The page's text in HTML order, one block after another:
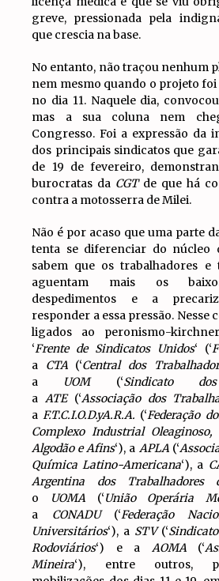
greve, pressionada pela
que crescia na base.
No entanto, não traçou nenhum
nem mesmo quando o projeto
no dia 11. Naquele dia,
mas a sua coluna nem
Congresso. Foi a expressão da
dos principais sindicatos que
de 19 de fevereiro,
burocratas da CGTde que há
contra a motosserra de Milei.
Não é por acaso que uma parte
tenta se diferenciar do núcleo
sabem que os trabalhadores e
aguentam mais os
despedimentos e a
responder a essa pressão. Nesse
ligados ao peronismo-
‘Frente de Sindicatos Unidos‘ (‘
a CTA (‘Central dos
a UOM (‘Sindicato
a ATE (‘Associação dos
a F.T.C.I.O.D.yA.R.A. (‘Federação
Complexo Industrial Oleaginoso,
Algodão e Afins‘), a APLA(‘
Química Latino-Americana‘), a
Argentina dos Trabalhadores
o
UOMA (‘União Operária
a CONADU (‘Federação
Universitários‘), a STV(‘
Rodoviários‘) e a AOMA (‘
Mineira‘), entre outros,